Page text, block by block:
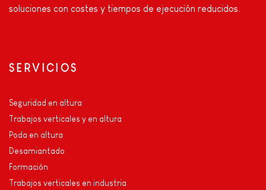
soluciones con costes y tiempos de ejecución reducidos.
SERVICIOS
Seguridad en altura
Trabajos verticales y en altura
Poda en altura
Desamiantado
Formación
Trabajos verticales en industria